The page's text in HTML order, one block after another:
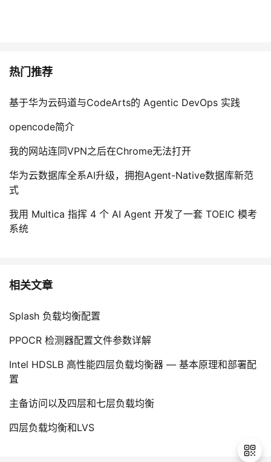
热门推荐
基于华为云码道与CodeArts的 Agentic DevOps 实践
opencode简介
我的网站连同VPN之后在Chrome无法打开
华为云数据库全系AI升级，拥抱Agent-Native数据库新范
式
我用 Multica 指挥 4 个 AI Agent 开发了一套 TOEIC 模考
系统
相关文章
Splash 负载均衡配置
PPOCR 检测器配置文件参数详解
Intel HDSLB 高性能四层负载均衡器 — 基本原理和部署配
置
主备访问以及四层和七层负载均衡
四层负载均衡和LVS